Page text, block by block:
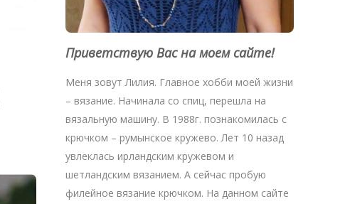
Приветствую Вас на моем сайте!
Меня зовут Лилия. Главное хобби моей жизни
– вязание. Начинала со спиц, перешла на
вязальную машину. В 1988г. познакомилась с
крючком – румынское кружево. Лет 10 назад
увлеклась ирландским кружевом и
шетландским вязанием. А сейчас пробую
филейное вязание крючком. На данном сайте